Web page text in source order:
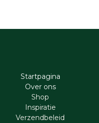
Startpagina
Ove​r​ ons
Shop
Inspiratie
Verzendbeleid